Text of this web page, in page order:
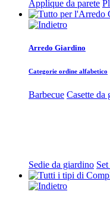
Applique da parete
Arredo Giardino
Categorie ordine alfabetico
Barbecue Casette da
Sedie da giardino